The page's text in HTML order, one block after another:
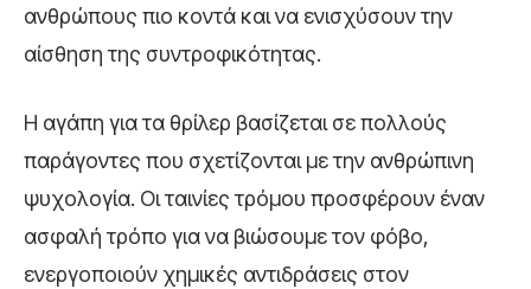
ανθρώπους πιο κοντά και να ενισχύσουν την
αίσθηση της συντροφικότητας.
Η αγάπη για τα θρίλερ βασίζεται σε πολλούς
παράγοντες που σχετίζονται με την ανθρώπινη
ψυχολογία. Οι ταινίες τρόμου προσφέρουν έναν
ασφαλή τρόπο για να βιώσουμε τον φόβο,
ενεργοποιούν χημικές αντιδράσεις στον